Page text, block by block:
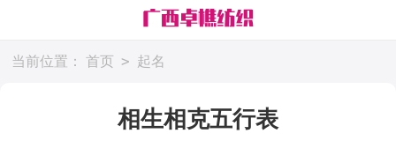
当前位置： 首页 > 起名
相生相克五行表